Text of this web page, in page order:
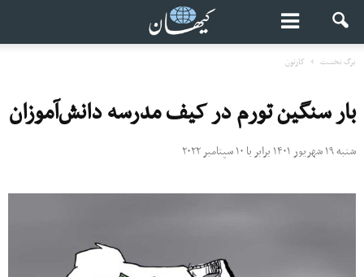
برگ نخست کارتون
بار سنگین تورم در کیف مدرسه دانش‌آموزان
شنبه ۱۹ شهریور ۱۴۰۱ برابر با ۱۰ سپتامبر ۲۰۲۲